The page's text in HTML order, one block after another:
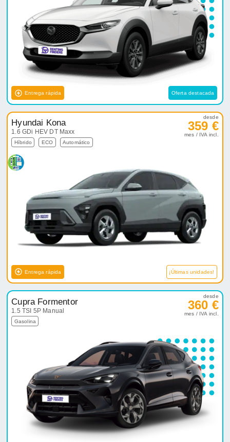
Entrega rápida Oferta destacada
Hyundai Kona
1.6 GDi HEV DT Maxx
Híbrido ECO Automático
desde
359 €
mes / IVA incl.
Entrega rápida ¡Últimas unidades!
Cupra Formentor
1.5 TSI 5P Manual
Gasolina
desde
360 €
mes / IVA incl.